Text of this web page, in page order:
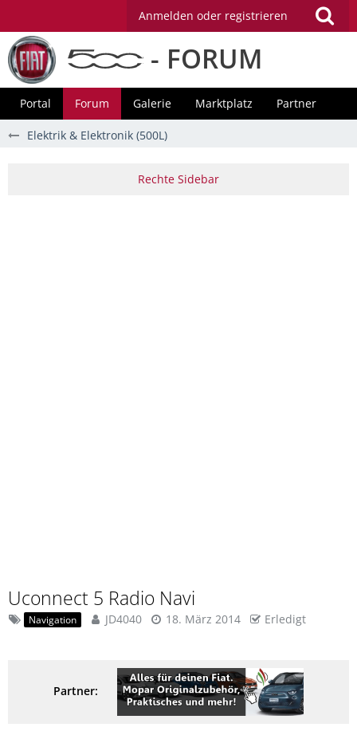
Anmelden oder registrieren
- FORUM
Portal Forum Galerie Marktplatz Partner
Elektrik & Elektronik (500L)
Uconnect 5 Radio Navi
Navigation JD4040 18. März 2014 Erledigt
Partner: